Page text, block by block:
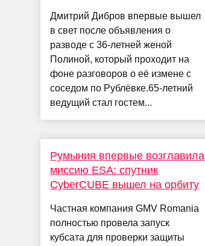
Дмитрий Дибров впервые вышел
в свет после объявления о
разводе с 36-летней женой
Полиной, который проходит на
фоне разговоров о её измене с
соседом по Рублёвке.65-летний
ведущий стал гостем...
Румыния впервые возглавила
миссию ESA: спутник
CyberCUBE вышел на орбиту
Частная компания GMV Romania
полностью провела запуск
кубсата для проверки защиты